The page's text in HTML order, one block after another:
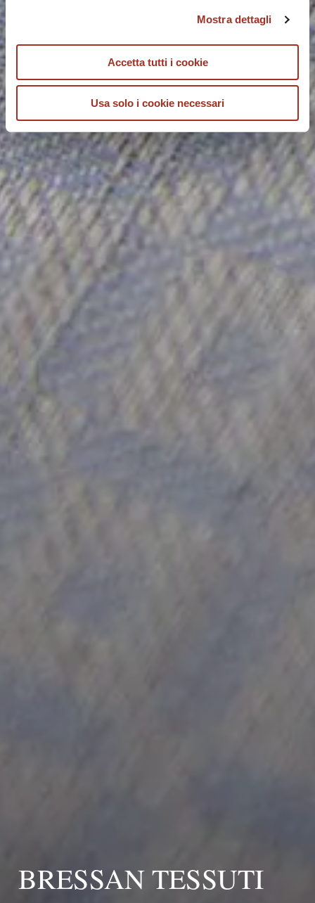
Mostra dettagli
Accetta tutti i cookie
Usa solo i cookie necessari
BRESSAN TESSUTI